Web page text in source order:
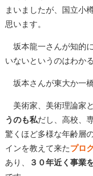
まいましたが、国立小
思います。
坂本龍一さんが知的
いないというのはわか
坂本さんが東大か一
美術家、美術理論家
うのも私だし、高校、
驚くほど多様な年齢層
インを教えて来たプロ
あり、
３０年近く事業